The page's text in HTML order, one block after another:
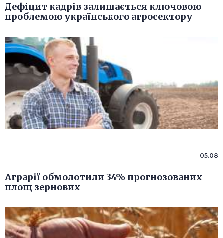
Дефіцит кадрів залишається ключовою
проблемою українського агросектору
05.08
Аграрії обмолотили 34% прогнозованих
площ зернових